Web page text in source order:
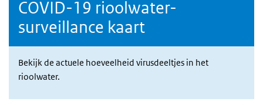
COVID-19 rioolwater-
surveillance kaart
Bekijk de actuele hoeveelheid virusdeeltjes in het
rioolwater.